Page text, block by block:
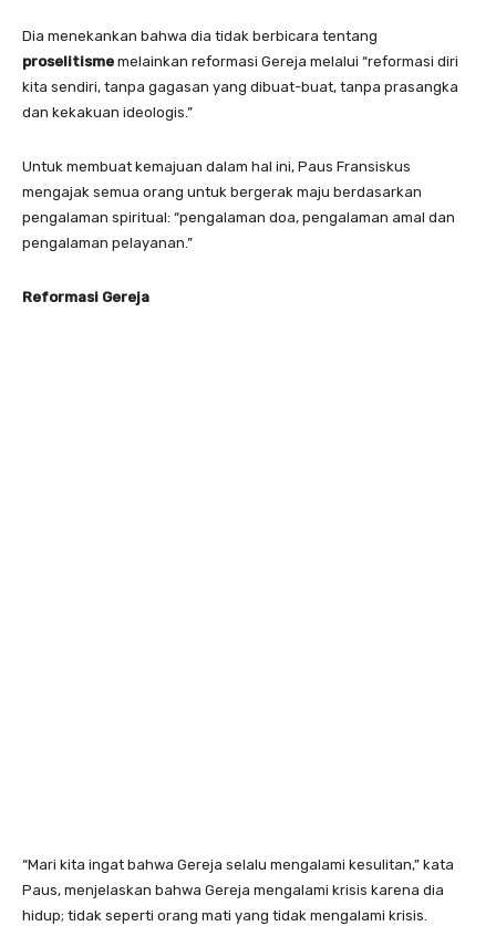
Dia menekankan bahwa dia tidak berbicara tentang
proselitisme melainkan reformasi Gereja melalui “reformasi diri
kita sendiri, tanpa gagasan yang dibuat-buat, tanpa prasangka
dan kekakuan ideologis.”
Untuk membuat kemajuan dalam hal ini, Paus Fransiskus
mengajak semua orang untuk bergerak maju berdasarkan
pengalaman spiritual: “pengalaman doa, pengalaman amal dan
pengalaman pelayanan.”
Reformasi Gereja
“Mari kita ingat bahwa Gereja selalu mengalami kesulitan,” kata
Paus, menjelaskan bahwa Gereja mengalami krisis karena dia
hidup; tidak seperti orang mati yang tidak mengalami krisis.